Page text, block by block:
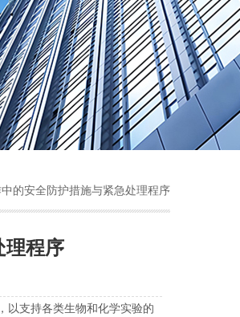
的安全防护措施与紧急处理程序
理程序
支持各类生物和化学实验的